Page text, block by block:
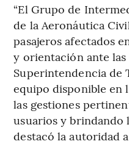
“El Grupo de
de la Aeronáutica
pasajeros afectados
y orientación ante las
Superintendencia de
equipo disponible en
las gestiones
usuarios y brindando
destacó la autoridad